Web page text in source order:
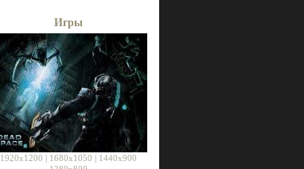
Игры
1920x1200 | 1680x1050 | 1440x900